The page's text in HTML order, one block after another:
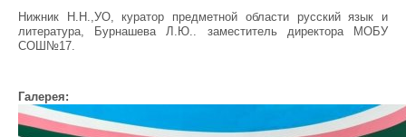
Нижник Н.Н.,УО, куратор предметной области русский язык и
литература, Бурнашева Л.Ю.. заместитель директора МОБУ
СОШ№17.
Галерея: